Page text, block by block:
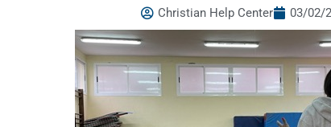
Christian Help Center 03/02/